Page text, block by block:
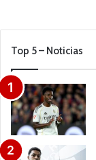
Top 5 – Noticias